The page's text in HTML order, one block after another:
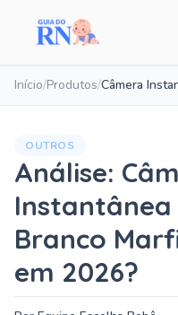
Início/Produtos/
OUTROS
Análise:
Instantânea
Branco
em 2026?